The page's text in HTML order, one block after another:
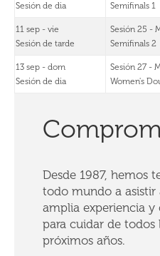
Sesión de dia
Semifinals 1
11 sep - vie
Sesión de tarde
Sesión 25 -
Semifinals 2
13 sep - dom
Sesión de dia
Sesión 27 -
Women's
Desde 1987, hemos
todo mundo a asistir
amplia experiencia
para cuidar de todos
próximos años.